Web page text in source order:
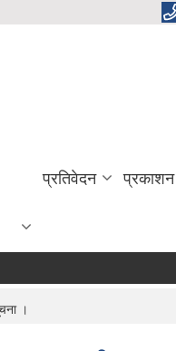
प्रतिवेदन प्रकाशन
।